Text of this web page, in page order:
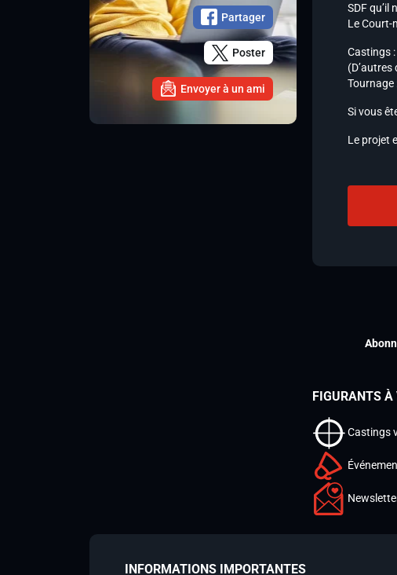
Partager
Poster
Envoyer à un ami
SDF qu’il
Le Court-
Castings
Tournage
Si vous
Le projet
FIGURANTS À
Castings
INFORMATIONS IMPORTANTES